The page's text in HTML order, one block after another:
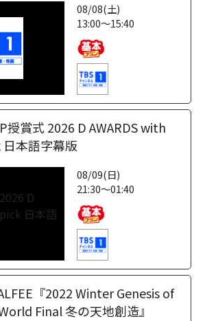
08/08(土)
13:00～15:40
授賞式 2026 D AWARDS with
本語字幕版
08/09(日)
21:30～01:40
『2022 Winter Genesis of
Final 冬の天地創造』